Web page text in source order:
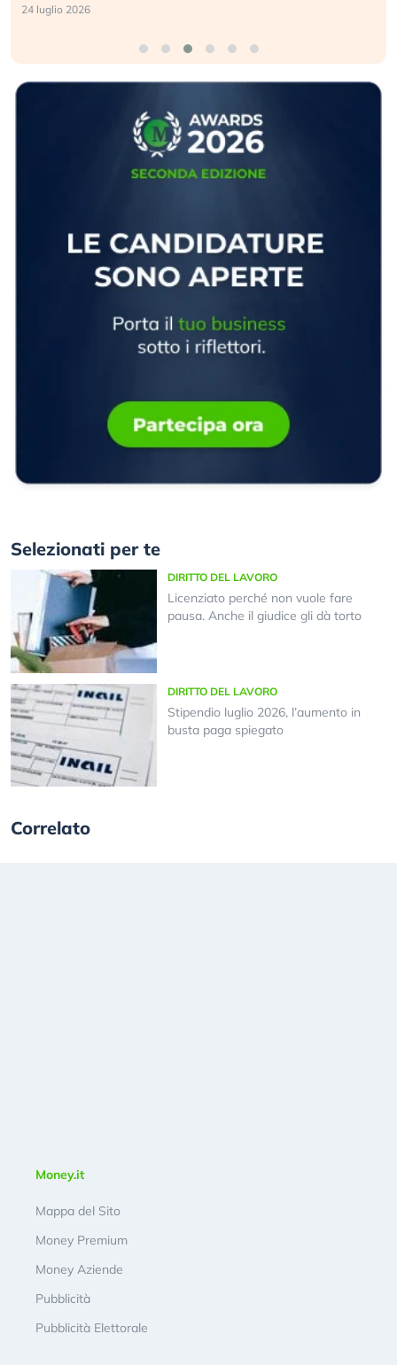
Selezionati per te
DIRITTO DEL LAVORO
Licenziato perché non vuole fare
pausa. Anche il giudice gli dà torto
DIRITTO DEL LAVORO
Stipendio luglio 2026, l’aumento in
busta paga spiegato
Correlato
Money.it
Mappa del Sito
Money Premium
Money Aziende
Pubblicità
Pubblicità Elettorale